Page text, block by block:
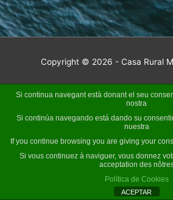
Copyright © 2026 - Casa Rural
Si continua navegant està donant el seu
nostra
Si continúa navegando está dando su
nuestra
If you continue browsing you are giving your
Si vous continuez à naviguer, vous donnez
acceptation des
Política de Cookies
ACEPTAR